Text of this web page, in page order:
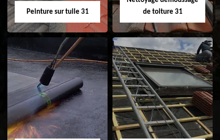
Peinture sur tuile 31
Peinture sur tuile
31
de toiture 31
Nettoyage
demoussage de
toiture 31